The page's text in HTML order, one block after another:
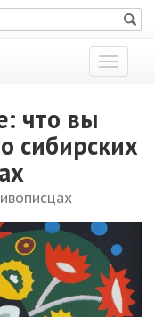
Показать
меню
что вы
сибирских